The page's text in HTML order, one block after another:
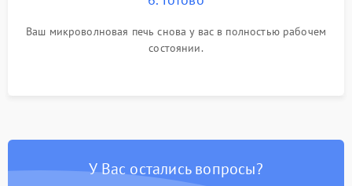
Ваш микроволновая печь снова у вас в полностью рабочем
состоянии.
У Вас остались вопросы?